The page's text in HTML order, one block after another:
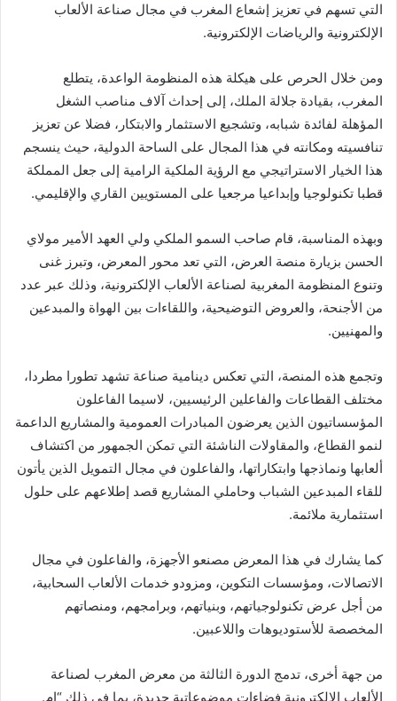
التي تسهم في تعزيز إشعاع المغرب في مجال صناعة الألعاب
الإلكترونية والرياضات الإلكترونية.
ومن خلال الحرص على هيكلة هذه المنظومة الواعدة، يتطلع
المغرب، بقيادة جلالة الملك، إلى إحداث آلاف مناصب الشغل
المؤهلة لفائدة شبابه، وتشجيع الاستثمار والابتكار، فضلا عن تعزيز
تنافسيته ومكانته في هذا المجال على الساحة الدولية، حيث ينسجم
هذا الخيار الاستراتيجي مع الرؤية الملكية الرامية إلى جعل المملكة
قطبا تكنولوجيا وإبداعيا مرجعيا على المستويين القاري والإقليمي.
وبهذه المناسبة، قام صاحب السمو الملكي ولي العهد الأمير مولاي
الحسن بزيارة منصة العرض، التي تعد محور المعرض، وتبرز غنى
وتنوع المنظومة المغربية لصناعة الألعاب الإلكترونية، وذلك عبر عدد
من الأجنحة، والعروض التوضيحية، واللقاءات بين الهواة والمبدعين
والمهنيين.
وتجمع هذه المنصة، التي تعكس دينامية صناعة تشهد تطورا مطردا،
مختلف القطاعات والفاعلين الرئيسيين، لاسيما الفاعلون
المؤسساتيون الذين يعرضون المبادرات العمومية والمشاريع الداعمة
لنمو القطاع، والمقاولات الناشئة التي تمكن الجمهور من اكتشاف
ألعابها ونماذجها وابتكاراتها، والفاعلون في مجال التمويل الذين يأتون
للقاء المبدعين الشباب وحاملي المشاريع قصد إطلاعهم على حلول
استثمارية ملائمة.
كما يشارك في هذا المعرض مصنعو الأجهزة، والفاعلون في مجال
الاتصالات، ومؤسسات التكوين، ومزودو خدمات الألعاب السحابية،
من أجل عرض تكنولوجياتهم، وبنياتهم، وبرامجهم، ومنصاتهم
المخصصة للأستوديوهات واللاعبين.
من جهة أخرى، تدمج الدورة الثالثة من معرض المغرب لصناعة
الألعاب الإلكترونية فضاءات موضوعاتية جديدة، بما في ذلك “إم.